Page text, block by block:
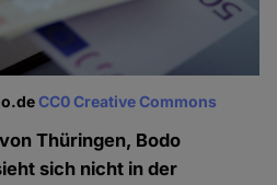
CC0 Creative Commons
Thüringen, Bodo
sich nicht in der